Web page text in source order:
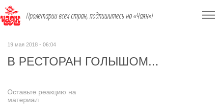
Пролетарии всех стран, подпишитесь на «Чаян»!
19 мая 2018 - 06:04
В РЕСТОРАН ГОЛЫШОМ...
Оставьте реакцию на
материал